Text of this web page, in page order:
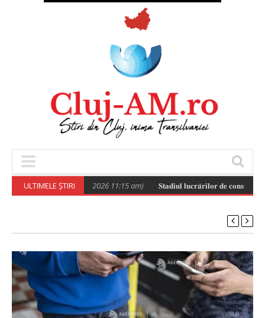
ULTIMELE ȘTIRI
Poza zilei (August 6, 2026 11:15 am) 𝐒𝐭𝐚𝐝𝐢𝐮𝐥 𝐥𝐮𝐜𝐫𝐚̆𝐫𝐢𝐥𝐨𝐫 𝐝𝐞 𝐜𝐨𝐧𝐬𝐭𝐫𝐮𝐢𝐫𝐞 𝐚